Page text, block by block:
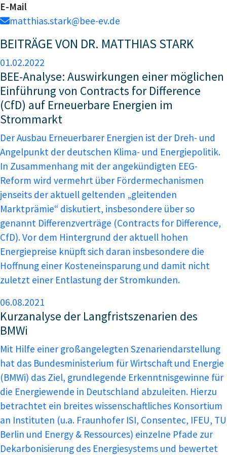
E-Mail
matthias.stark@bee-ev.de
BEITRÄGE VON DR. MATTHIAS STARK
01.02.2022
BEE-Analyse: Auswirkungen einer möglichen
Einführung von Contracts for Difference
(CfD) auf Erneuerbare Energien im
Strommarkt
Der Ausbau Erneuerbarer Energien ist der Dreh- und
Angelpunkt der deutschen Klima- und Energiepolitik.
In Zusammenhang mit der angekündigten EEG-
Reform wird vermehrt über Fördermechanismen
jenseits der aktuell geltenden „gleitenden
Marktprämie“ diskutiert, insbesondere über so
genannt Differenzverträge (Contracts for Difference,
CfD). Vor dem Hintergrund der aktuell hohen
Energiepreise knüpft sich daran insbesondere die
Hoffnung einer Kosteneinsparung und damit nicht
zuletzt einer Entlastung der Stromkunden.
06.08.2021
Kurzanalyse der Langfristszenarien des
BMWi
Mit Hilfe einer großangelegten Szenariendarstellung
hat das Bundesministerium für Wirtschaft und Energie
(BMWi) das Ziel, grundlegende Erkenntnisgewinne für
die Energiewende in Deutschland abzuleiten. Hierzu
betrachtet ein breites wissenschaftliches Konsortium
an Instituten (u.a. Fraunhofer ISI, Consentec, IFEU, TU
Berlin und Energy & Ressources) einzelne Pfade zur
Dekarbonisierung des Energiesystems und bewertet